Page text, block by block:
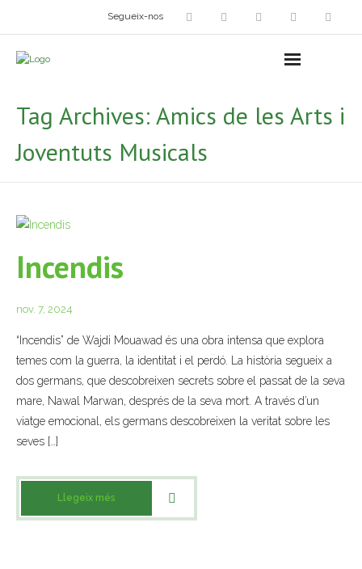
Segueix-nos
- Exposicions
- Fira del Dibuix
Grup Fotogràfic
Cine-Club
Grup de Teatre
- Muntatges presentats
Jazz Terrassa
- Festival Jazz Terrassa
Tag Archives: Amics de les Arts i
Joventuts Musicals
Incendis
nov. 7, 2024
“Incendis” de Wajdi Mouawad és una obra intensa que explora
temes com la guerra, la identitat i el perdó. La història segueix a
dos germans, que descobreixen secrets sobre el passat de la seva
mare, Nawal Marwan, després de la seva mort. A través d’un
viatge emocional, els germans descobreixen la veritat sobre les
seves […]
Llegeix més